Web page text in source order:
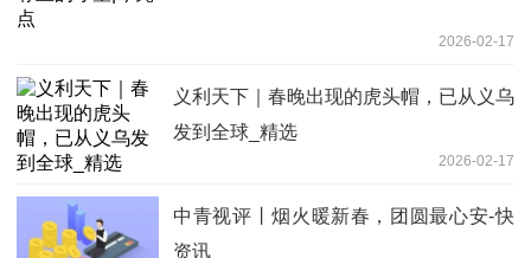
2026-02-17
义利天下｜春晚出现的虎头帽，已从义乌
发到全球_精选
2026-02-17
中青视评丨烟火暖新春，团圆最心安-快
资讯